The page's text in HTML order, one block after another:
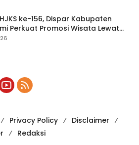
ke-156, Dispar Kabupaten
Perkuat Promosi Wisata Lewat
Digital
Privacy Policy
Disclaimer
Redaksi